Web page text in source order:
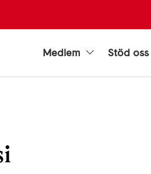
Medlem Stöd oss